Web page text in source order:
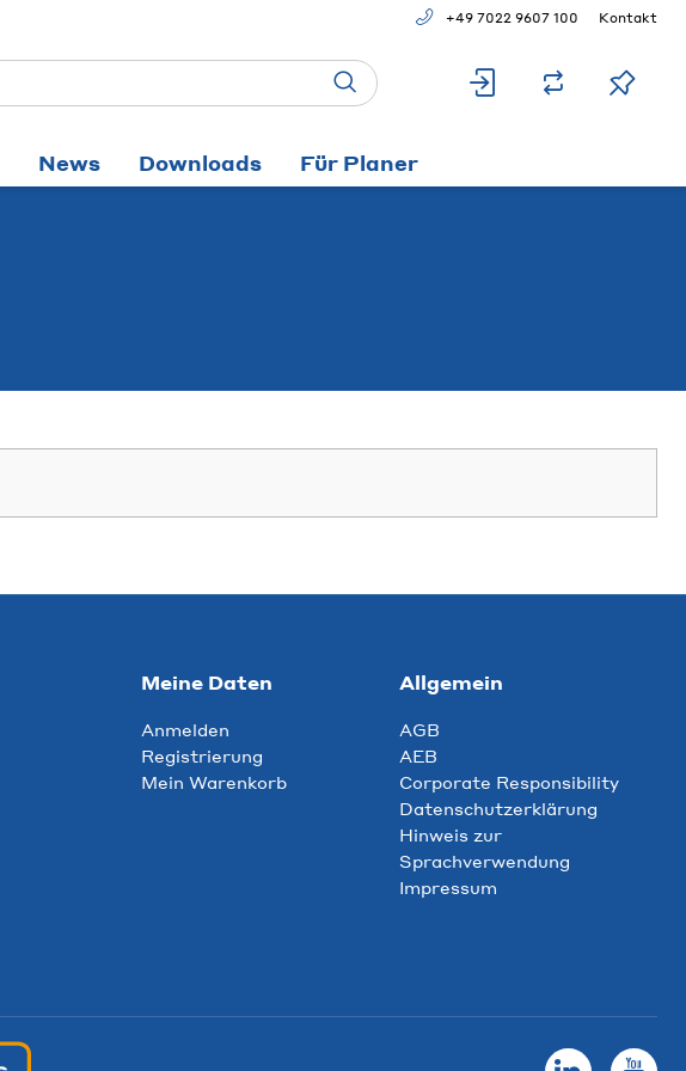
+49 7022 9607 100 Kontakt
News Downloads Für Planer
Meine Daten
Anmelden
Registrierung
Mein Warenkorb
Allgemein
AGB
AEB
Corporate Responsibility
Datenschutzerklärung
Hinweis zur
Sprachverwendung
Impressum